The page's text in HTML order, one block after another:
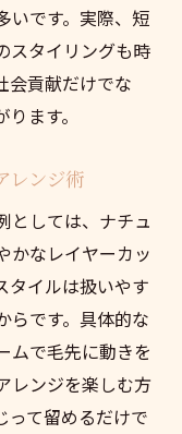
いです。実際、短
スタイリングも時
会貢献だけでな
ます。
レンジ術
としては、ナチュ
かなレイヤーカッ
タイルは扱いやす
らです。具体的な
ムで毛先に動きを
レンジを楽しむ方
って留めるだけで